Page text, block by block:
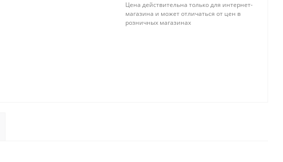
Цена действительна только для интернет-
магазина и может отличаться от цен в
розничных магазинах